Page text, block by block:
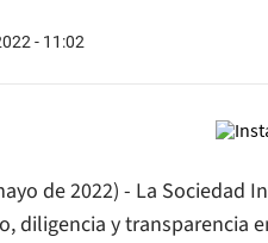
- 11:02
de 2022) - La Sociedad
diligencia y transparencia